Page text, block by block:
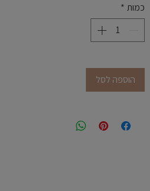
כמות *
הוספה לסל